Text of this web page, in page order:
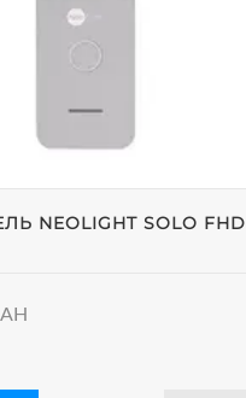
NEOLIGHT SOLO FHD